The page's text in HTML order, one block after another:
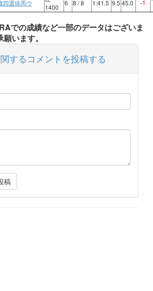
四選抜馬ウ
1400
6 8 / 8 1:41.5 9.5 45.0 -1
での成績など一部のデータはございま
います。
するコメントを投稿する